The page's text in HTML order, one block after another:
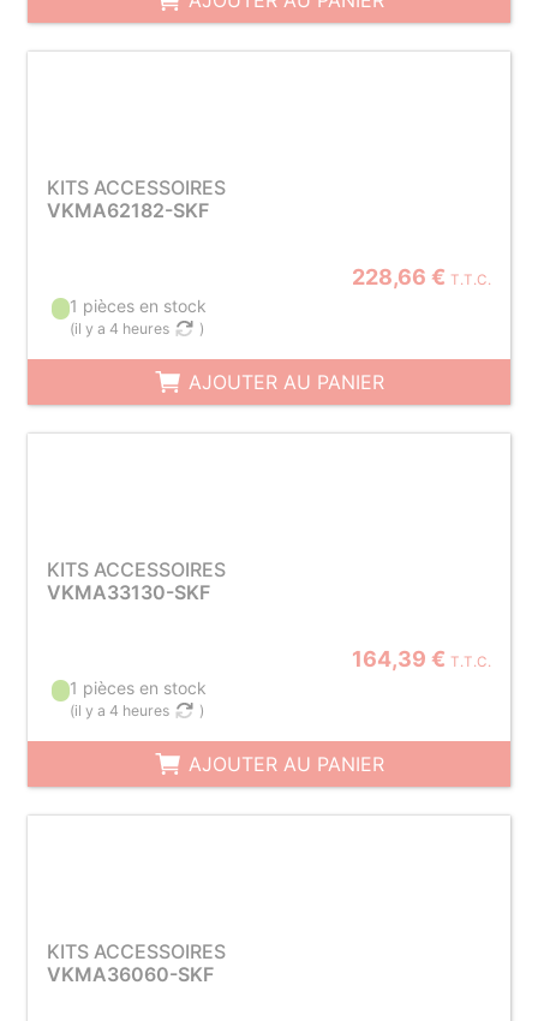
KITS ACCESSOIRES
VKMA62182-SKF
228,66 € T.T.C.
1 pièces en stock
(il y a 4 heures )
AJOUTER AU PANIER
KITS ACCESSOIRES
VKMA33130-SKF
164,39 € T.T.C.
1 pièces en stock
(il y a 4 heures )
AJOUTER AU PANIER
KITS ACCESSOIRES
VKMA36060-SKF